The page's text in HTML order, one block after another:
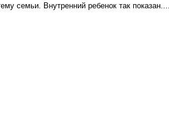
семьи. Внутренний ребенок так показан.....